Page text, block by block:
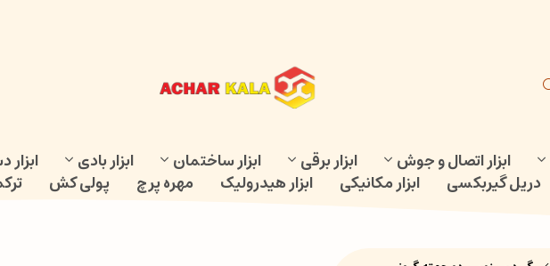
ابزار اتصال و جوش ابزار برقی ابزار ساختمان ابزار بادی
دریل گیربکسی ابزار مکانیکی ابزار هیدرولیک مهره پرچ پولی کش